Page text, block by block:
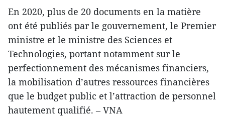
En 2020, plus de 20 documents en la matière
ont été publiés par le gouvernement, le Premier
ministre et le ministre des Sciences et
Technologies, portant notamment sur le
perfectionnement des mécanismes financiers,
la mobilisation d’autres ressources financières
que le budget public et l’attraction de personnel
hautement qualifié. – VNA